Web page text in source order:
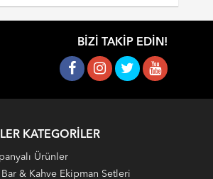
BIZI TAKIP EDIN!
KATEGORILER
Ürünler
Bar & Kahve Ekipman Setleri